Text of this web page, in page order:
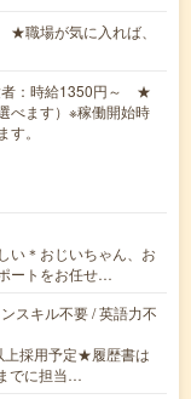
職場が気に入れば、
者：時給1350円～ ★
べます）※稼働開始時
。
い＊おじいちゃん、お
ートをお任せ…
スキル不要 / 英語力不
採用予定★履歴書は
でに担当…